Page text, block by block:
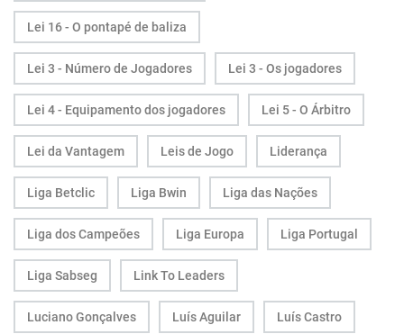
Lei 16 - O pontapé de baliza
Lei 3 - Número de Jogadores Lei 3 - Os jogadores
Lei 4 - Equipamento dos jogadores Lei 5 - O Árbitro
Lei da Vantagem Leis de Jogo Liderança
Liga Betclic Liga Bwin Liga das Nações
Liga dos Campeões Liga Europa Liga Portugal
Liga Sabseg Link To Leaders
Luciano Gonçalves Luís Aguilar Luís Castro